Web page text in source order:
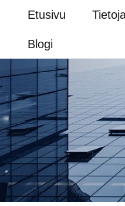
Etusivu
Blogi